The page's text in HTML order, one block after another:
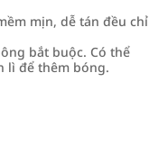
mịn, dễ tán đều chỉ
bắt buộc. Có thể
lì để thêm bóng.